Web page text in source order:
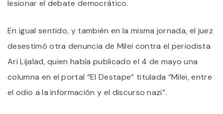
lesionar el debate democrático.
En igual sentido, y también en la misma jornada, el juez
desestimó otra denuncia de Milei contra el periodista
Ari Lijalad, quien había publicado el 4 de mayo una
columna en el portal “El Destape” titulada “Milei, entre
el odio a la información y el discurso nazi”.